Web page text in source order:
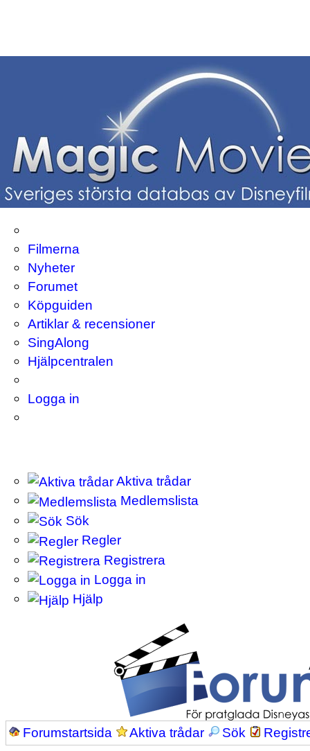
Filmerna
Nyheter
Forumet
Köpguiden
Artiklar & recensioner
SingAlong
Hjälpcentralen
Logga in
Aktiva trådar
Medlemslista
Sök
Regler
Registrera
Logga in
Hjälp
Forumstartsida Aktiva trådar Sök